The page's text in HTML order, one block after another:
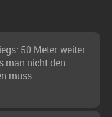
50 Meter weiter
man nicht den
muss....